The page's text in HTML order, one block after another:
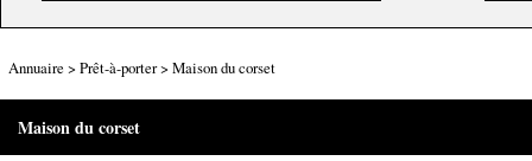
Annuaire > Prêt-à-porter> Maison du corset
Maison du corset